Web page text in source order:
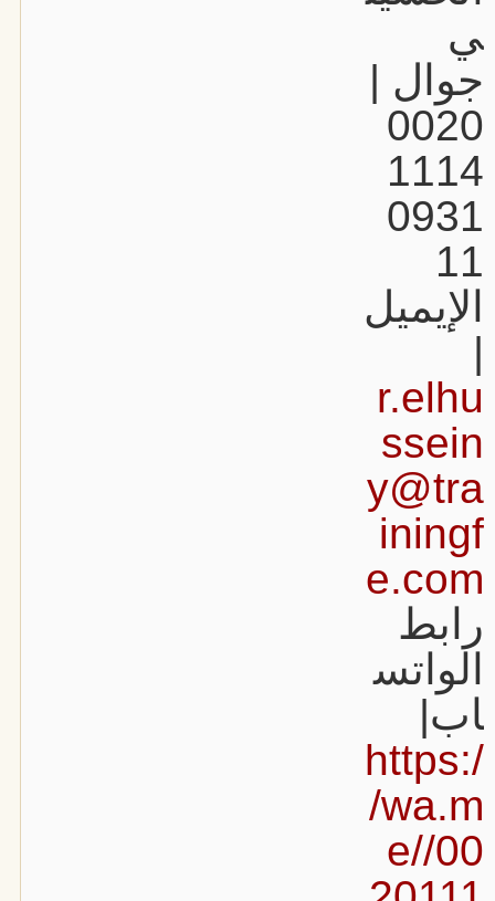
ي
جوال |
0020
1114
0931
11
الإيميل
|
r.elhu
ssein
y@tra
iningf
e.com
رابط
الواتس
اب|
https:/
/wa.m
e//00